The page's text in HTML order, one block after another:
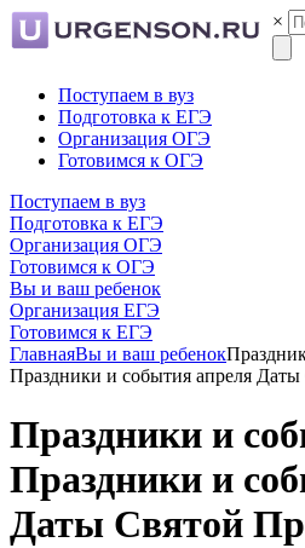
×
Поступаем в вуз
Подготовка к ЕГЭ
Организация ОГЭ
Готовимся к ОГЭ
Поступаем в вуз
Подготовка к ЕГЭ
Организация ОГЭ
Готовимся к ОГЭ
Вы и ваш ребенок
Организация ЕГЭ
Готовимся к ЕГЭ
ГлавнаяВы и ваш ребенок
Праздники и события апреля
Праздники и
Праздники и
Даты Святой